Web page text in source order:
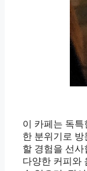
이 카페는 독
한 분위기로
할 경험을 선
다양한 커피와